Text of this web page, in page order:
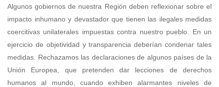
Algunos gobiernos de nuestra Región deben reflexionar sobre el
impacto inhumano y devastador que tienen las ilegales medidas
coercitivas unilaterales impuestas contra nuestro pueblo. En un
ejercicio de objetividad y transparencia deberían condenar tales
medidas. Rechazamos las declaraciones de algunos países de la
Unión Europea, que pretenden dar lecciones de derechos
humanos al mundo, cuando exhiben alarmantes niveles de